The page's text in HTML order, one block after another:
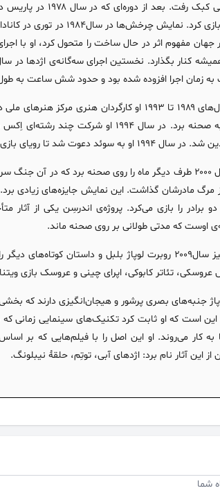
نمایشی کبک
آن‌ها بازی کرد. نمایش
جهان مفهوم اثر در حال ساخت را متحول کرد، او با
زمان اجرا افزوده شده بود و حدود شش ساعت به
در سال‌های ۱۹۸۹ تا ۱۹۹۳ او کارگردان
دوره به صحنه برد. در سال ۱۹۹۴
دعوت شد تا رویای بازی اثر آگوست استریندبرگ را در استکهلم روی صحنه ببرد.
در سال ۲۰۰۰ طرف دیگر ماه را روی صحنه برد که در آن
برادر را بازی می‌کرد. پروژه‌ی اندرسِن یکی از
اوست که مدتی طولانی بر روی صحنه ماند.
در پاییز سال۲۰۰۹ روبرت لوپاژ بلبل و داستان
عروسکی، تئاتر کابوکی، اپرای چینی و عروسک بازی
جنبه‌های بصری پرشور و هیجان‌انگیزی دارند که
است که او ثابت کرد تکنیک‌های سینمایی زمانی که
به کار می‌روند. او این اصل را با فیلم‌هایی که بر
از این آثار نام برد: اژدهای آبی، توتِم، حلقهٔ نیبلونگ.
شما